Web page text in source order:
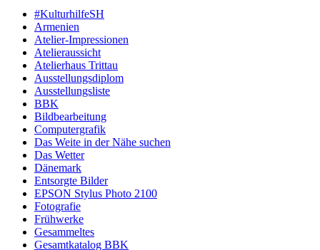
#KulturhilfeSH
Armenien
Atelier-Impressionen
Atelieraussicht
Atelierhaus Trittau
Ausstellungsdiplom
Ausstellungsliste
BBK
Bildbearbeitung
Computergrafik
Das Weite in der Nähe suchen
Das Wetter
Dänemark
Entsorgte Bilder
EPSON Stylus Photo 2100
Fotografie
Frühwerke
Gesammeltes
Gesamtkatalog BBK